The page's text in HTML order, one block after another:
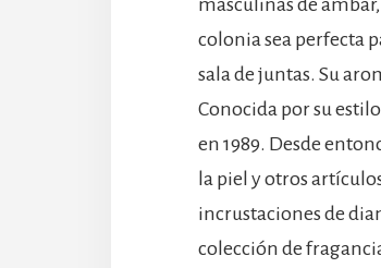
masculinas de
colonia sea perfecta
sala de juntas. Su
Conocida por su
en 1989. Desde
la piel y otros
incrustaciones de
colección de